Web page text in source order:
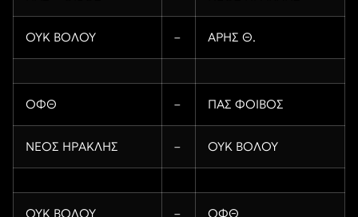
ΟΥΚ ΒΟΛΟΥ – ΑΡΗΣ Θ.
ΟΦΘ – ΠΑΣ ΦΟΙΒΟΣ
ΝΕΟΣ ΗΡΑΚΛΗΣ – ΟΥΚ ΒΟΛΟΥ
ΟΥΚ ΒΟΛΟΥ – ΟΦΘ